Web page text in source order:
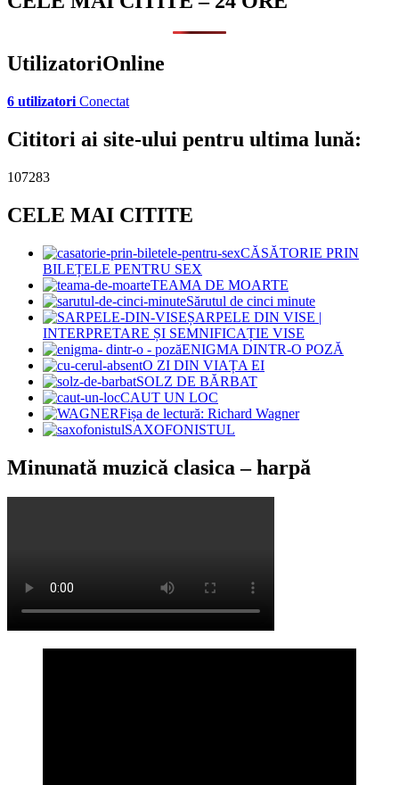
UtilizatoriOnline
6 utilizatori Conectat
Cititori ai site-ului pentru ultima lună:
107283
CELE MAI CITITE
CĂSĂTORIE PRIN
BILEȚELE PENTRU SEX
TEAMA DE MOARTE
Sărutul de cinci minute
ȘARPELE DIN VISE |
INTERPRETARE ȘI SEMNIFICAȚIE VISE
ENIGMA DINTR-O POZĂ
O ZI DIN VIAȚA EI
SOLZ DE BĂRBAT
CAUT UN LOC
Fișa de lectură: Richard Wagner
SAXOFONISTUL
Minunată muzică clasica – harpă